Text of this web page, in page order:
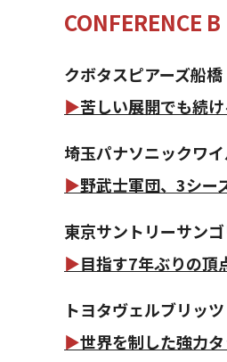
CONFERENCE B
クボタスピアーズ船
▶苦しい展開でも続
埼玉パナソニックワ
▶野武士軍団、3シー
東京サントリーサン
▶目指す7年ぶりの頂
トヨタヴェルブリッツ
▶世界を制した強力